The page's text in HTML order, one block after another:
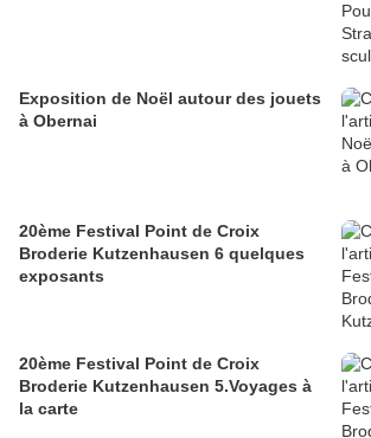
Exposition de Noël autour des jouets
à Obernai
20ème Festival Point de Croix
Broderie Kutzenhausen 6 quelques
exposants
20ème Festival Point de Croix
Broderie Kutzenhausen 5.Voyages à
la carte